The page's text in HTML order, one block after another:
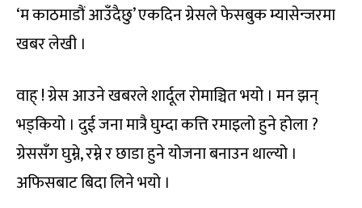
‘म काठमाडौं आउँदैछु’ एकदिन ग्रेसले फेसबुक म्यासेन्जरमा
खबर लेखी ।
वाह् ! ग्रेस आउने खबरले शार्दूल रोमाञ्चित भयो । मन झन्
भड्कियो । दुई जना मात्रै घुम्दा कत्ति रमाइलो हुने होला ?
ग्रेससँग घुम्ने, रम्ने र छाडा हुने योजना बनाउन थाल्यो ।
अफिसबाट बिदा लिने भयो ।